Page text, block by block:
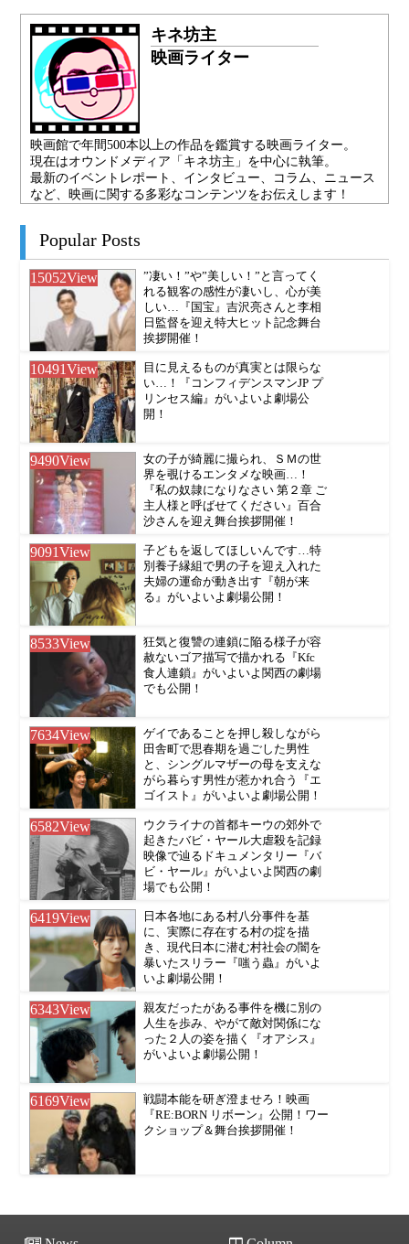
キネ坊主
映画ライター
映画館で年間500本以上の作品を鑑賞する映画ライター。
現在はオウンドメディア「キネ坊主」を中心に執筆。
最新のイベントレポート、インタビュー、コラム、ニュース
など、映画に関する多彩なコンテンツをお伝えします！
Popular Posts
15052View
”凄い！”や”美しい！”と言ってく
れる観客の感性が凄いし、心が美
しい…『国宝』吉沢亮さんと李相
日監督を迎え特大ヒット記念舞台
挨拶開催！
10491View
目に見えるものが真実とは限らな
い…！『コンフィデンスマンJP プ
リンセス編』がいよいよ劇場公
開！
9490View
女の子が綺麗に撮られ、ＳＭの世
界を覗けるエンタメな映画…！
『私の奴隷になりなさい 第２章 ご
主人様と呼ばせてください』百合
沙さんを迎え舞台挨拶開催！
9091View
子どもを返してほしいんです…特
別養子縁組で男の子を迎え入れた
夫婦の運命が動き出す『朝が来
る』がいよいよ劇場公開！
8533View
狂気と復讐の連鎖に陥る様子が容
赦ないゴア描写で描かれる『Kfc
食人連鎖』がいよいよ関西の劇場
でも公開！
7634View
ゲイであることを押し殺しながら
田舎町で思春期を過ごした男性
と、シングルマザーの母を支えな
がら暮らす男性が惹かれ合う『エ
ゴイスト』がいよいよ劇場公開！
6582View
ウクライナの首都キーウの郊外で
起きたバビ・ヤール大虐殺を記録
映像で辿るドキュメンタリー『バ
ビ・ヤール』がいよいよ関西の劇
場でも公開！
6419View
日本各地にある村八分事件を基
に、実際に存在する村の掟を描
き、現代日本に潜む村社会の闇を
暴いたスリラー『嗤う蟲』がいよ
いよ劇場公開！
6343View
親友だったがある事件を機に別の
人生を歩み、やがて敵対関係にな
った２人の姿を描く『オアシス』
がいよいよ劇場公開！
6169View
戦闘本能を研ぎ澄ませろ！映画
『RE:BORN リボーン』公開！ワー
クショップ＆舞台挨拶開催！